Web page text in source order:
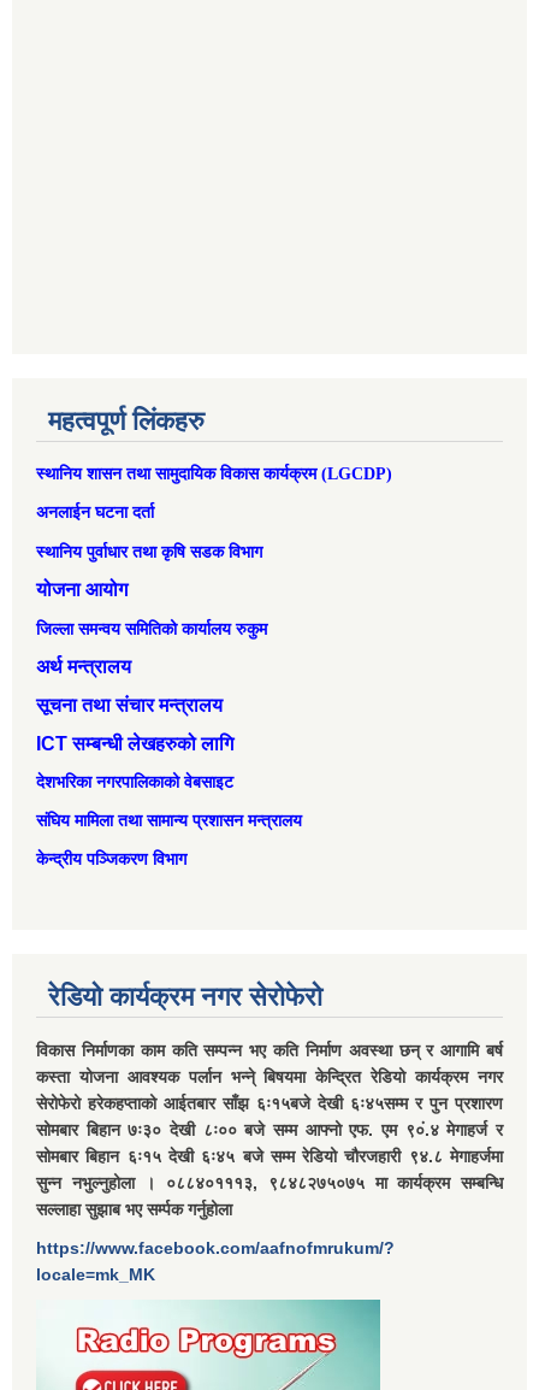
महत्वपूर्ण लिंकहरु
स्थानिय शासन तथा सामुदायिक विकास कार्यक्रम (LGCDP)
अनलाईन घटना दर्ता
स्थानिय पुर्वाधार तथा कृषि सडक विभाग
योजना आयोग
जिल्ला समन्वय समितिको कार्यालय रुकुम
अर्थ मन्त्रालय
सूचना तथा संचार मन्त्रालय
ICT सम्बन्धी लेखहरुको लागि
देशभरिका नगरपालिकाको वेबसाइट
संघिय मामिला तथा सामान्‍य प्रशासन मन्त्रालय
केन्द्रीय पञ्जिकरण विभाग
रेडियो कार्यक्रम नगर सेरोफेरो
विकास निर्माणका काम कति सम्पन्न भए कति निर्माण अवस्था छन् र आगामि बर्ष
कस्ता योजना आवश्यक पर्लान भन्ने् बिषयमा केन्द्रित रेडियो कार्यक्रम नगर
सेरोफेरो हरेकहप्ताको आईतबार साँझ ६ः१५बजे देखी ६ः४५सम्म र पुन प्रशारण
सोमबार बिहान ७ः३० देखी ८ः०० बजे सम्म आफ्नो एफ. एम ९०ं.४ मेगाहर्ज र
सोमबार बिहान ६ः१५ देखी ६ः४५ बजे सम्म रेडियो चौरजहारी ९४.८ मेगाहर्जमा
सुन्न नभुल्नुहोला । ०८८४०१११३, ९८४८२७५०७५ मा कार्यक्रम सम्बन्धि
सल्लाहा सुझाब भए सर्म्पक गर्नुहोला
https://www.facebook.com/aafnofmrukum/?
locale=mk_MK